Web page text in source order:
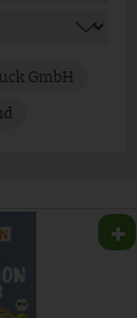
GmbH